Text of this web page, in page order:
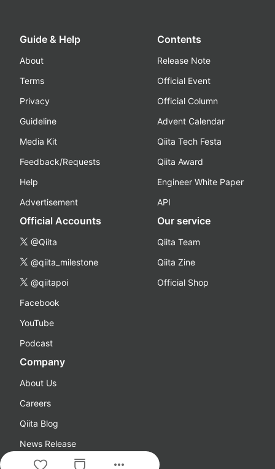
more_horiz
Guide & Help
About
Terms
Privacy
Guideline
Media Kit
Feedback/Requests
Help
Advertisement
Contents
Release Note
Official Event
Official Column
Advent Calendar
Qiita Tech Festa
Qiita Award
Engineer White Paper
API
Official Accounts
@Qiita
@qiita_milestone
@qiitapoi
Facebook
YouTube
Podcast
Our service
Qiita Team
Qiita Zine
Official Shop
Company
About Us
Careers
Qiita Blog
News Release